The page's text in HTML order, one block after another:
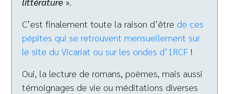
C’est finalement toute la raison d’être de ces
pépites qui se retrouvent mensuellement sur
le site du Vicariat ou sur les ondes d’1RCF !
Oui, la lecture de romans, poèmes, mais aussi
témoignages de vie ou méditations diverses